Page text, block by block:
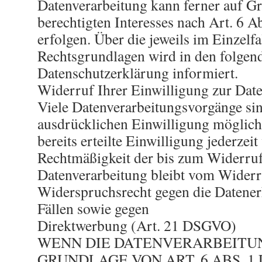
Datenverarbeitung kann ferner auf
berechtigten Interesses nach Art. 6
erfolgen. Über die jeweils im
Rechtsgrundlagen wird in den
Datenschutzerklärung informiert.
Widerruf Ihrer Einwilligung zur
Viele Datenverarbeitungsvorgänge
ausdrücklichen Einwilligung
bereits erteilte Einwilligung
Rechtmäßigkeit der bis zum
Datenverarbeitung bleibt vom
Widerspruchsrecht gegen die
Fällen sowie gegen
Direktwerbung (Art. 21 DSGVO)
WENN DIE